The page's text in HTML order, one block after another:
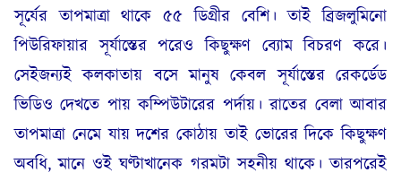
সূর্যের তাপমাত্রা থাকে ৫৫ ডিগ্রীর বেশি। তাই ব্রিজলুমিনো
পিউরিফায়ার সূর্যাস্তের পরেও কিছুক্ষণ ব্যোম বিচরণ করে।
সেইজন্যই কলকাতায় বসে মানুষ কেবল সূর্যাস্তের রেকর্ডেড
ভিডিও দেখতে পায় কম্পিউটারের পর্দায়। রাতের বেলা আবার
তাপমাত্রা নেমে যায় দশের কোঠায় তাই ভোরের দিকে কিছুক্ষণ
অবধি, মানে ওই ঘণ্টাখানেক গরমটা সহনীয় থাকে। তারপরেই